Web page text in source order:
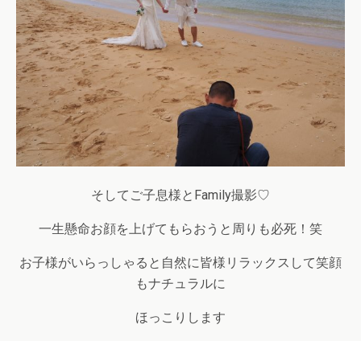
そしてご子息様とFamily撮影♡
一生懸命お顔を上げてもらおうと周りも必死！笑
お子様がいらっしゃると自然に皆様リラックスして笑顔
もナチュラルに
ほっこりします